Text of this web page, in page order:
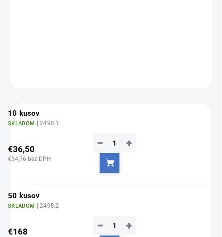
10 kusov
SKLADOM | 2498.1
€36,50
€34,76 bez DPH
+
−
Do košíka
50 kusov
SKLADOM | 2498.2
€168 +
−